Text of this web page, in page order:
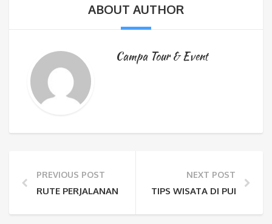
ABOUT AUTHOR
Campa Tour & Event
PREVIOUS POST
RUTE PERJALANAN MENUJU KE AIR TERJUN TUMPAK
NEXT POST
TIPS WISATA DI PULAU